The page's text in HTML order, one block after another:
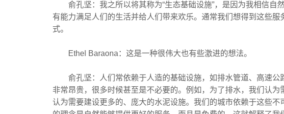
俞孔坚：我之所以将其称为“生态基础设施”，是因为我相信自
有能力满足人们的生活并给人们带来欢乐。通常我们想得到这些
式。
Ethel Baraona：这是一种很伟大也有些激进的想法。
俞孔坚：人们常依赖于人造的基础设施，如排水管道、高速
非常昂贵，很多时候甚至是不必要的。例如，为了排水，我们认
认为需要建设更多的、庞大的水泥设施。我们的城市依赖于这些